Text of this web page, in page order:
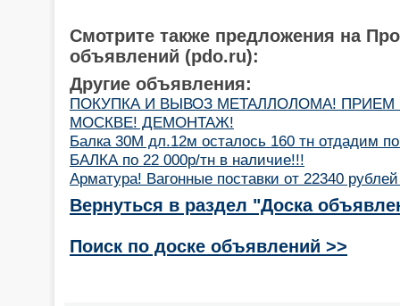
Смотрите также предложения на
объявлений (pdo.ru):
Другие объявления:
ПОКУПКА И ВЫВОЗ МЕТАЛЛОЛОМА!
МОСКВЕ! ДЕМОНТАЖ!
Балка 30М дл.12м осталось 160 тн отдадим
БАЛКА по 22 000р/тн в наличие!!!
Арматура! Вагонные поставки от 22340
Вернуться в раздел "Доска
Поиск по доске объявлений >>